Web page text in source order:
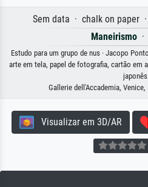
Sem data · chalk on paper
Maneirismo·
Estudo para um grupo de nus · Jacopo
arte em tela, papel de fotografia, cartão em
japonês.
Gallerie dell'Accademia,
Visualizar em 3D/AR